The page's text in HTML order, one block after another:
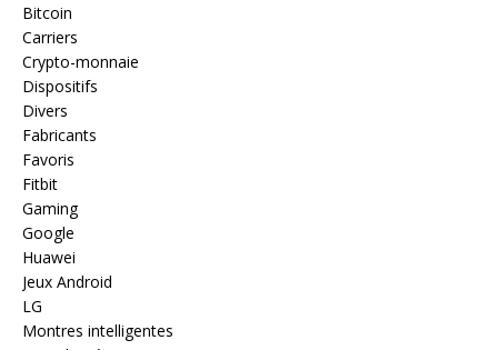
Bitcoin
Carriers
Crypto-monnaie
Dispositifs
Divers
Fabricants
Favoris
Fitbit
Gaming
Google
Huawei
Jeux Android
LG
Montres intelligentes